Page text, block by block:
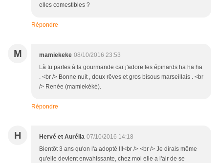
elles comestibles ?
Répondre
M mamiekeke 08/10/2016 23:53
Là tu parles à la gourmande car j'adore les épinards ha ha ha
. <br /> Bonne nuit , doux rêves et gros bisous marseillais . <br
/> Renée (mamiekéké).
Répondre
H Hervé et Aurélia 07/10/2016 14:18
Bientôt 3 ans qu'on l'a adopté !!!<br /> <br /> Je dirais même
qu'elle devient envahissante, chez moi elle a l'air de se